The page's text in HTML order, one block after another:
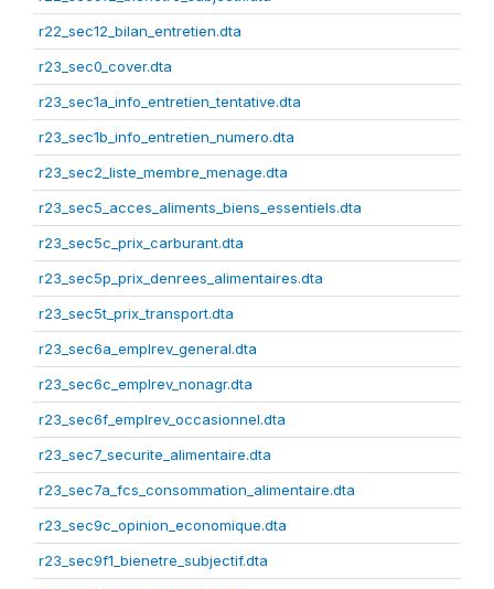
r22_sec12_bilan_entretien.dta
r23_sec0_cover.dta
r23_sec1a_info_entretien_tentative.dta
r23_sec1b_info_entretien_numero.dta
r23_sec2_liste_membre_menage.dta
r23_sec5_acces_aliments_biens_essentiels.dta
r23_sec5c_prix_carburant.dta
r23_sec5p_prix_denrees_alimentaires.dta
r23_sec5t_prix_transport.dta
r23_sec6a_emplrev_general.dta
r23_sec6c_emplrev_nonagr.dta
r23_sec6f_emplrev_occasionnel.dta
r23_sec7_securite_alimentaire.dta
r23_sec7a_fcs_consommation_alimentaire.dta
r23_sec9c_opinion_economique.dta
r23_sec9f1_bienetre_subjectif.dta